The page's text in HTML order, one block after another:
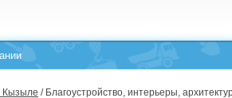
Кызыле / Благоустройство, интерьеры,